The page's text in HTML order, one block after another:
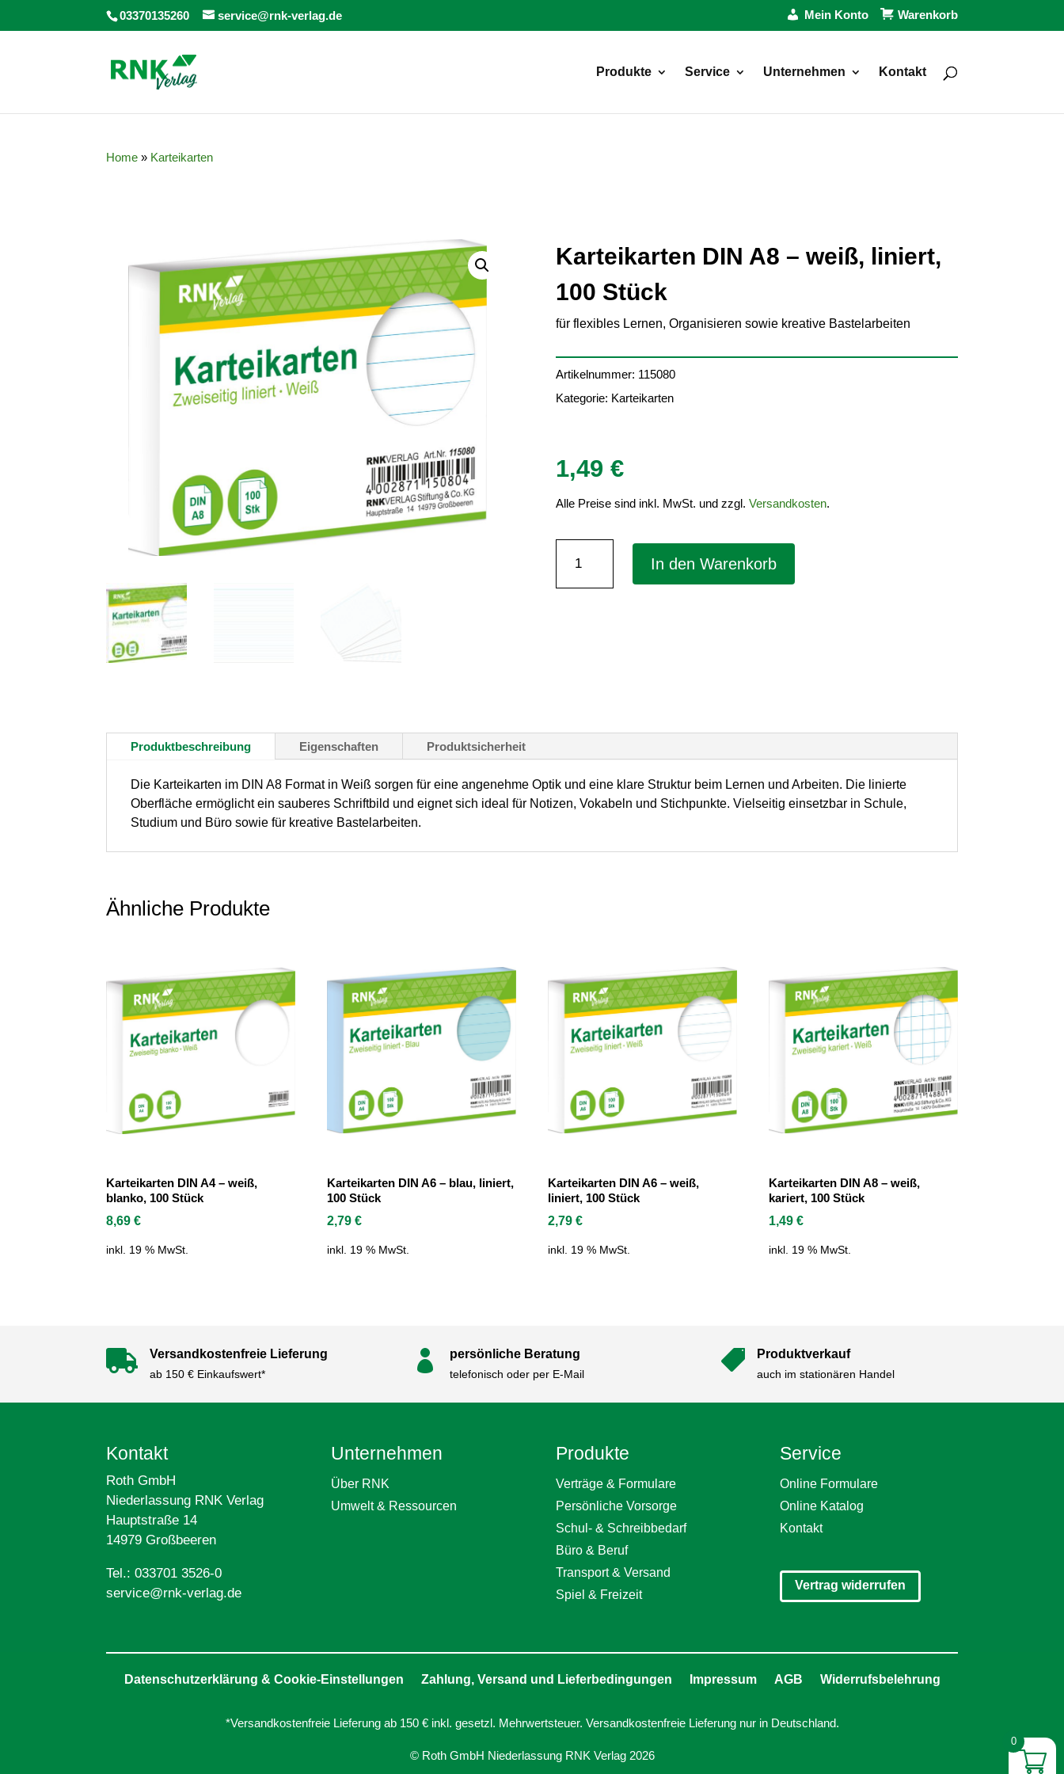
03370135260 service@rnk-verlag.de Mein Konto Warenkorb
Produkte Service Unternehmen Kontakt
Home » Karteikarten
Karteikarten DIN A8 – weiß, liniert,
100 Stück
für flexibles Lernen, Organisieren sowie kreative Bastelarbeiten
Artikelnummer: 115080
Kategorie: Karteikarten
1,49 €
Alle Preise sind inkl. MwSt. und zzgl. Versandkosten.
In den Warenkorb
Produktbeschreibung Eigenschaften Produktsicherheit
Die Karteikarten im DIN A8 Format in Weiß sorgen für eine angenehme Optik und eine klare Struktur beim Lernen und Arbeiten. Die linierte
Oberfläche ermöglicht ein sauberes Schriftbild und eignet sich ideal für Notizen, Vokabeln und Stichpunkte. Vielseitig einsetzbar in Schule,
Studium und Büro sowie für kreative Bastelarbeiten.
Ähnliche Produkte
Karteikarten DIN A4 – weiß,
blanko, 100 Stück
8,69€
inkl. 19 % MwSt.
Karteikarten DIN A6 – blau, liniert,
100 Stück
2,79€
inkl. 19 % MwSt.
Karteikarten DIN A6 – weiß,
liniert, 100 Stück
2,79€
inkl. 19 % MwSt.
Karteikarten DIN A8 – weiß,
kariert, 100 Stück
1,49€
inkl. 19 % MwSt.
 Versandkostenfreie Lieferung
ab 150 € Einkaufswert*
 persönliche Beratung
telefonisch oder per E-Mail
 Produktverkauf
auch im stationären Handel
Kontakt
Roth GmbH
Niederlassung RNK Verlag
Hauptstraße 14
14979 Großbeeren
Tel.: 033701 3526-0
service@rnk-verlag.de
Unternehmen
Über RNK
Umwelt & Ressourcen
Produkte
Verträge & Formulare
Persönliche Vorsorge
Schul- & Schreibbedarf
Büro & Beruf
Transport & Versand
Spiel & Freizeit
Service
Online Formulare
Online Katalog
Kontakt
Vertrag widerrufen
Datenschutzerklärung & Cookie-Einstellungen Zahlung, Versand und Lieferbedingungen Impressum AGB Widerrufsbelehrung
*Versandkostenfreie Lieferung ab 150 € inkl. gesetzl. Mehrwertsteuer. Versandkostenfreie Lieferung nur in Deutschland.
© Roth GmbH Niederlassung RNK Verlag 2026
0